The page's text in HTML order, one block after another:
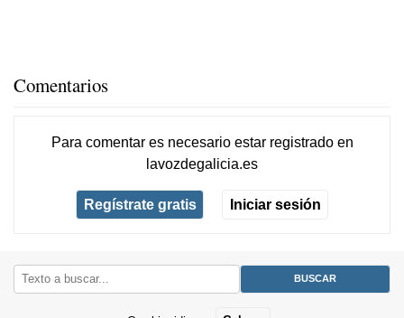
Comentarios
Para comentar es necesario estar registradoen
lavozdegalicia.es
Regístrate gratis Iniciar sesión